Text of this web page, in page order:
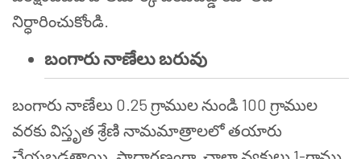
నిర్ధారించుకోండి.
బంగారు నాణేలు బరువు
బంగారు నాణేలు 0.25 గ్రాముల నుండి 100 గ్రాముల
వరకు విస్తృత శ్రేణి నామమాత్రాలలో తయారు